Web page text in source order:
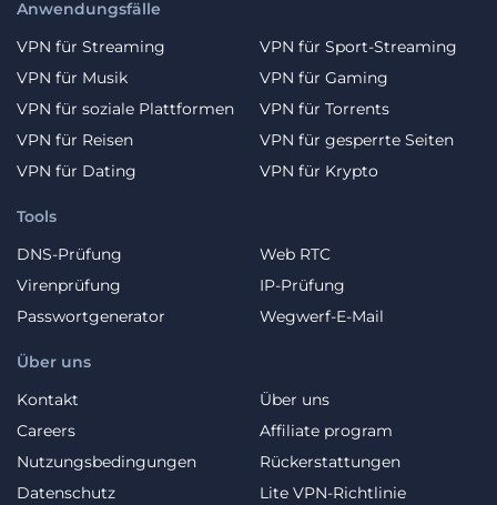
Anwendungsfälle
VPN für Streaming
VPN für Sport-Streaming
VPN für Musik
VPN für Gaming
VPN für soziale Plattformen
VPN für Torrents
VPN für Reisen
VPN für gesperrte Seiten
VPN für Dating
VPN für Krypto
Über uns
Kontakt
Über uns
Careers
Affiliate program
Nutzungsbedingungen
Rückerstattungen
Datenschutz
Lite VPN-Richtlinie
Tools
DNS-Prüfung
Web RTC
Virenprüfung
IP-Prüfung
Passwortgenerator
Wegwerf-E-Mail